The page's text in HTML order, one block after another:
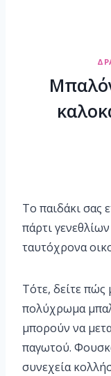
To παιδάκι σας
πάρτι
ταυτόχρονα
Τότε, δείτε πώς
πολύχρωμα
μπορούν να
παγωτού.
συνεχεία